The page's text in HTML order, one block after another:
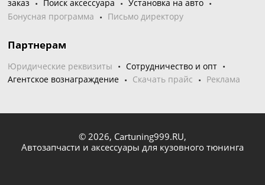
заказ
Поиск аксессуара
Установка на авто
Бонусная программа
Письмо директору
Партнерам
Юридические реквизиты
Сотрудничество и опт
Агентское вознаграждение
Скачать прайс Реклама
© 2026, Cartuning999.RU,
Автозапчасти и аксессуары для кузовного тюнинга